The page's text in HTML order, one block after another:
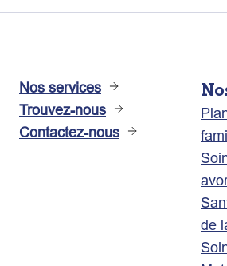
Nos services
Trouvez-nous
Contactez-nous
de